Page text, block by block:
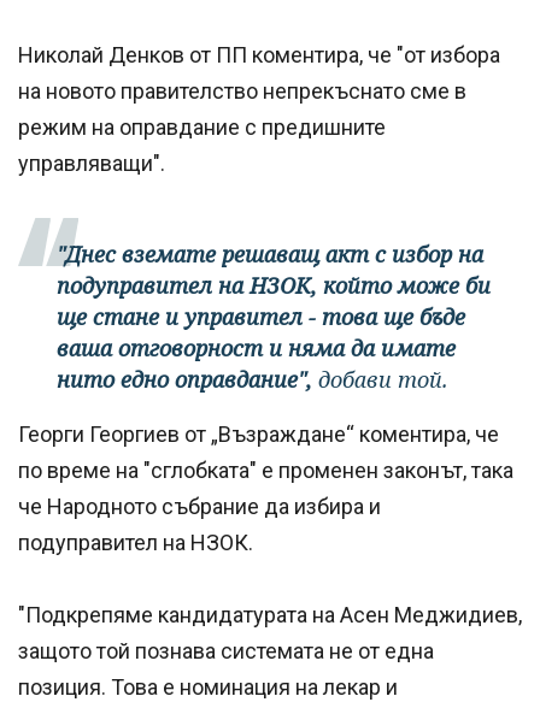
Николай Денков от ПП коментира, че "от избора
на новото правителство непрекъснато сме в
режим на оправдание с предишните
управляващи".
"Днес вземате решаващ акт с избор на
подуправител на НЗОК, който може би
ще стане и управител - това ще бъде
ваша отговорност и няма да имате
нито едно оправдание", добави той.
Георги Георгиев от „Възраждане“ коментира, че
по време на "сглобката" е променен законът, така
че Народното събрание да избира и
подуправител на НЗОК.
"Подкрепяме кандидатурата на Асен Меджидиев,
защото той познава системата не от една
позиция. Това е номинация на лекар и